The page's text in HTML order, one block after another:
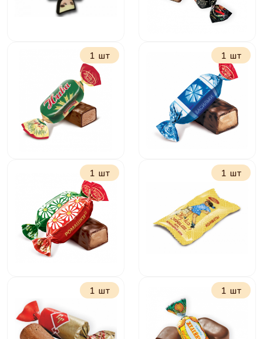
Милому созданию
1 шт 1 шт
Васильки
1 шт
Ромашки
1 шт
Ну-ка отними вкус
шоколадный крем
1 шт 1 шт